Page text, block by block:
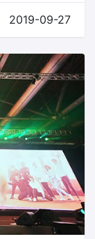
2019-09-27